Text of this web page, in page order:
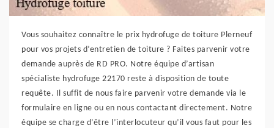
Vous souhaitez connaître le prix hydrofuge de toiture Plerneuf
pour vos projets d’entretien de toiture ? Faites parvenir votre
demande auprès de RD PRO. Notre équipe d’artisan
spécialiste hydrofuge 22170 reste à disposition de toute
requête. Il suffit de nous faire parvenir votre demande via le
formulaire en ligne ou en nous contactant directement. Notre
équipe se charge d’être l’interlocuteur qu’il vous faut pour les